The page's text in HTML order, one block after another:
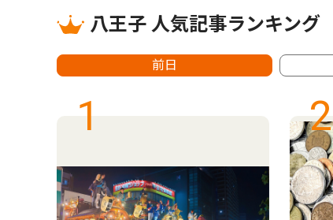
八王子 人気記事ランキング
前日
1 2